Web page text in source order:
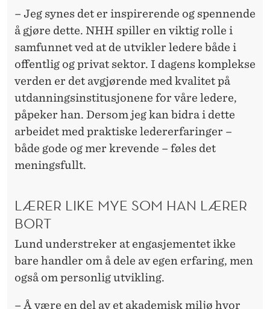
– Jeg synes det er inspirerende og spennende
å gjøre dette. NHH spiller en viktig rolle i
samfunnet ved at de utvikler ledere både i
offentlig og privat sektor. I dagens komplekse
verden er det avgjørende med kvalitet på
utdanningsinstitusjonene for våre ledere,
påpeker han. Dersom jeg kan bidra i dette
arbeidet med praktiske ledererfaringer –
både gode og mer krevende – føles det
meningsfullt.
LÆRER LIKE MYE SOM HAN LÆRER
BORT
Lund understreker at engasjementet ikke
bare handler om å dele av egen erfaring, men
også om personlig utvikling.
– Å være en del av et akademisk miljø hvor